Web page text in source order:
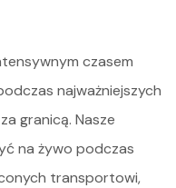
czasem
najważniejszych
granicą. Nasze
na żywo podczas
transportowi,